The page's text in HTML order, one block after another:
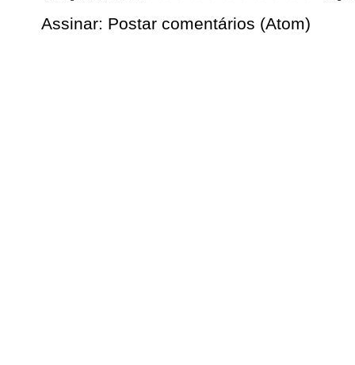
Assinar: Postar comentários (Atom)